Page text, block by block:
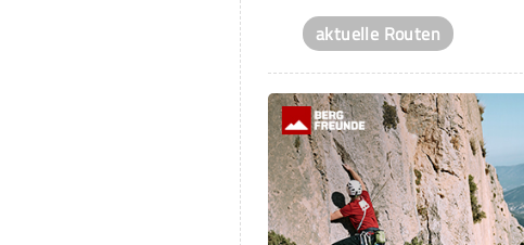
aktuelle Routen